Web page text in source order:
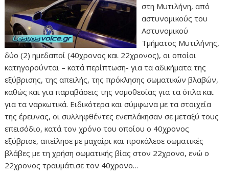
στη Μυτιλήνη, από
αστυνομικούς του
Αστυνομικού
Τμήματος Μυτιλήνης,
δύο (2) ημεδαποί (40χρονος και 22χρονος), οι οποίοι
κατηγορούνται – κατά περίπτωση- για τα αδικήματα της
εξύβρισης, της απειλής, της πρόκλησης σωματικών βλαβών,
καθώς και για παραβάσεις της νομοθεσίας για τα όπλα και
για τα ναρκωτικά. Ειδικότερα και σύμφωνα με τα στοιχεία
της έρευνας, οι συλληφθέντες ενεπλάκησαν σε μεταξύ τους
επεισόδιο, κατά τον χρόνο του οποίου ο 40χρονος
εξύβρισε, απείλησε με μαχαίρι και προκάλεσε σωματικές
βλάβες με τη χρήση σωματικής βίας στον 22χρονο, ενώ ο
22χρονος τραυμάτισε τον 40χρονο…